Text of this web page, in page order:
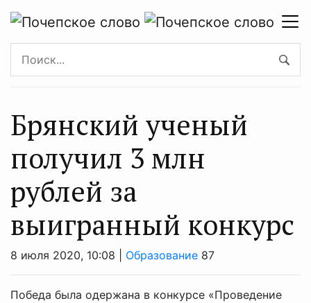
Брянский ученый
получил 3 млн
рублей за
выигранный конкурс
8 июля 2020, 10:08 | Образование 87
Победа была одержана в конкурсе «Проведение